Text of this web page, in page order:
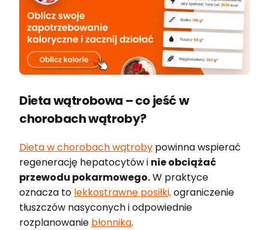
Dieta wątrobowa – co jeść w
chorobach wątroby?
Dieta w chorobach wątroby powinna wspierać
regenerację hepatocytów i nie obciążać
przewodu pokarmowego.W praktyce
oznacza to lekkostrawne posiłki,ograniczenie
tłuszczów nasyconych i odpowiednie
rozplanowanie błonnika.